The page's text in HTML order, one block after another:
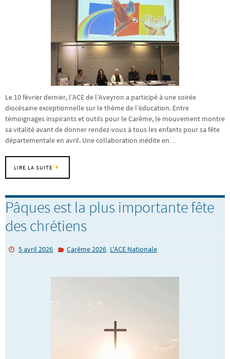
Le 10 février dernier, l’ACE de l’Aveyron a participé à une soirée
diocésaine exceptionnelle sur le thème de l’éducation. Entre
témoignages inspirants et outils pour le Carême, le mouvement montre
sa vitalité avant de donner rendez-vous à tous les enfants pour sa fête
départementale en avril. Une collaboration inédite en…
LIRE LA SUITE
Pâques est la plus importante fête
des chrétiens
5 avril 2026 Carême 2026, L'ACE Nationale